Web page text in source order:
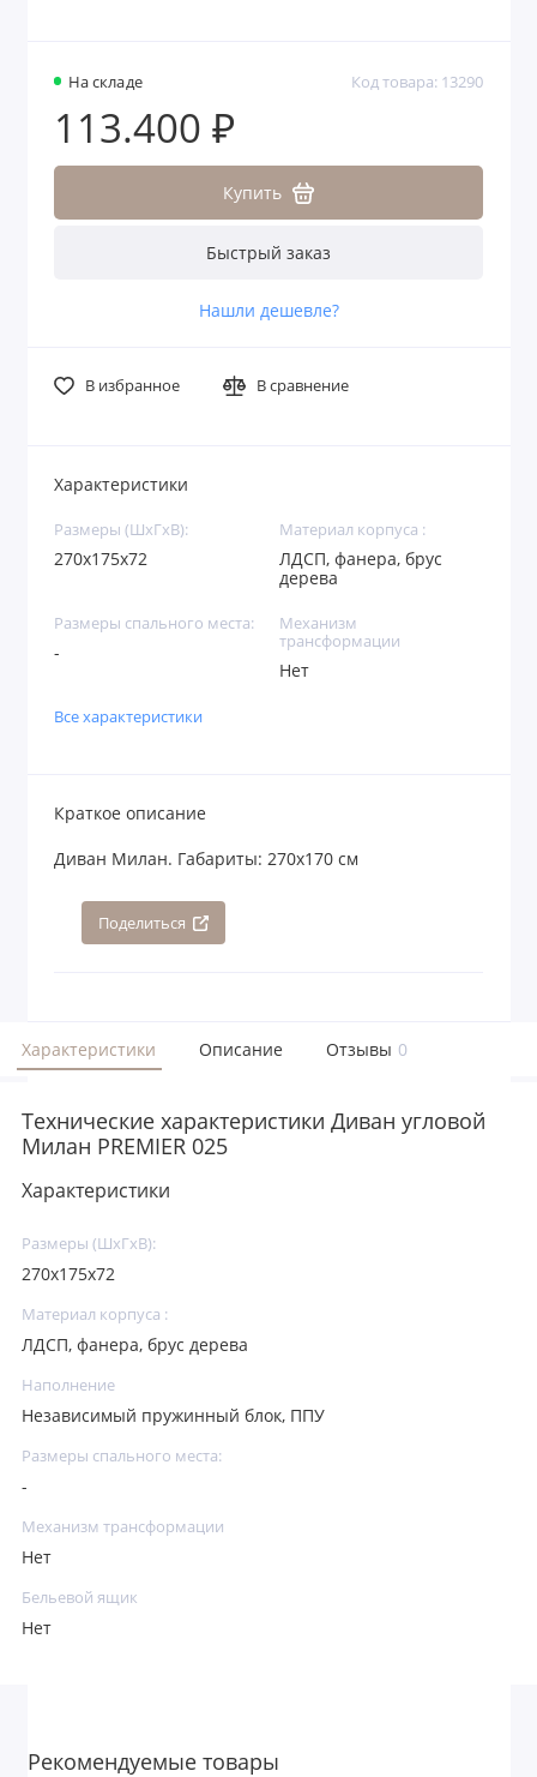
На складе Код товара: 13290
113.400 ₽
Купить
Быстрый заказ
Нашли дешевле?
В избранное В сравнение
Характеристики
Размеры (ШхГхВ):
270х175х72
Материал корпуса :
ЛДСП, фанера, брус
дерева
Размеры спального места:
-
Механизм
трансформации
Нет
Все характеристики
Краткое описание
Диван Милан. Габариты: 270х170 см
Поделиться
Характеристики Описание Отзывы 0
Технические характеристики Диван угловой
Милан PREMIER 025
Характеристики
Размеры (ШхГхВ):
270х175х72
Материал корпуса :
ЛДСП, фанера, брус дерева
Наполнение
Независимый пружинный блок, ППУ
Размеры спального места:
-
Механизм трансформации
Нет
Бельевой ящик
Нет
Рекомендуемые товары